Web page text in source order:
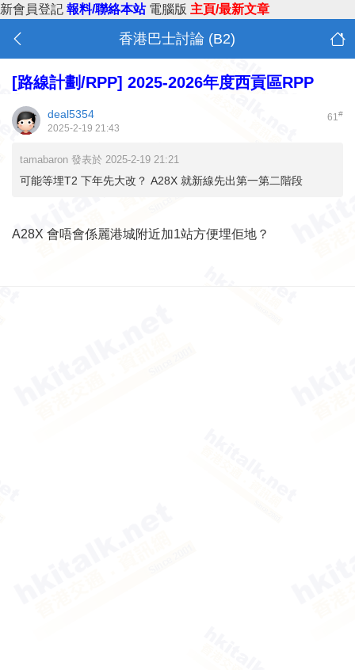
新會員登記 報料/聯絡本站 電腦版 主頁/最新文章
香港巴士討論 (B2)
[路線計劃/RPP] 2025-2026年度西貢區RPP
61#
deal5354
2025-2-19 21:43
tamabaron 發表於 2025-2-19 21:21
可能等埋T2 下年先大改？ A28X 就新線先出第一第二階段
A28X 會唔會係麗港城附近加1站方便埋佢地？